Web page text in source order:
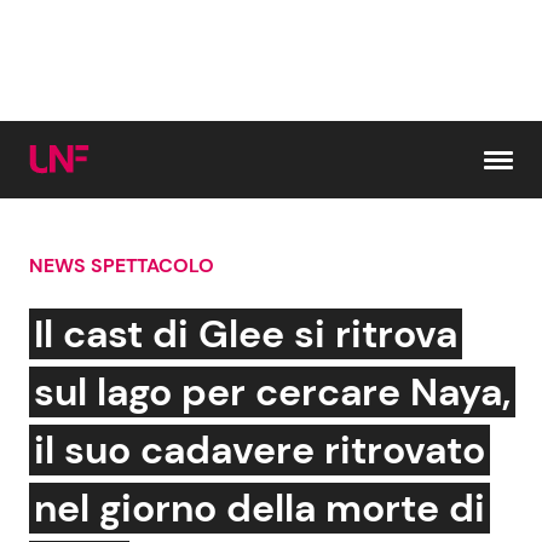
Cerca:
News e Cronaca
Attualità Italiana
Dal Mondo
Gossip e TV
Bellezze VIP
Coppie VIP
NEWS SPETTACOLO
Il cast di Glee si ritrova
sul lago per cercare Naya,
il suo cadavere ritrovato
nel giorno della morte di